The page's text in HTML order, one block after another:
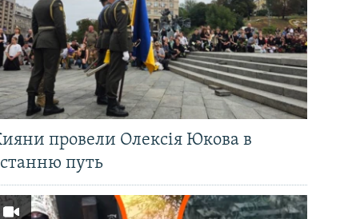
провели Олексія Юкова в
путь